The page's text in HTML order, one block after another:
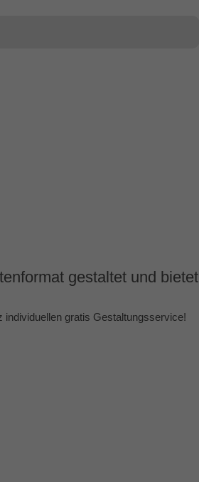
gestaltet und bietet
gratis Gestaltungsservice!